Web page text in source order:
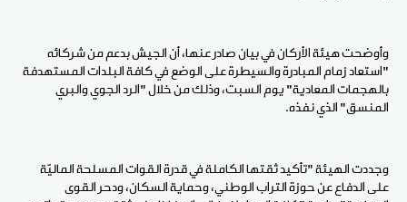
وأوضحت هيئة الأركان في بيان صادر عنها، أن الجيش بدعم من شركائه
"استعاد زمام المبادرة والسيطرة على الوضع في كافة البلدات المستهدفة
بالهجمات المعادية" يوم السبت، وذلك من خلال "الرد الجوي والبري
المنسق" الذي نفذه.
وجددت الهيئة "تأكيد ثقتها الكاملة في قدرة القوات المسلحة الماليّة
على الدفاع عن حوزة التراب الوطني، وحماية السكان، ودحر القوى